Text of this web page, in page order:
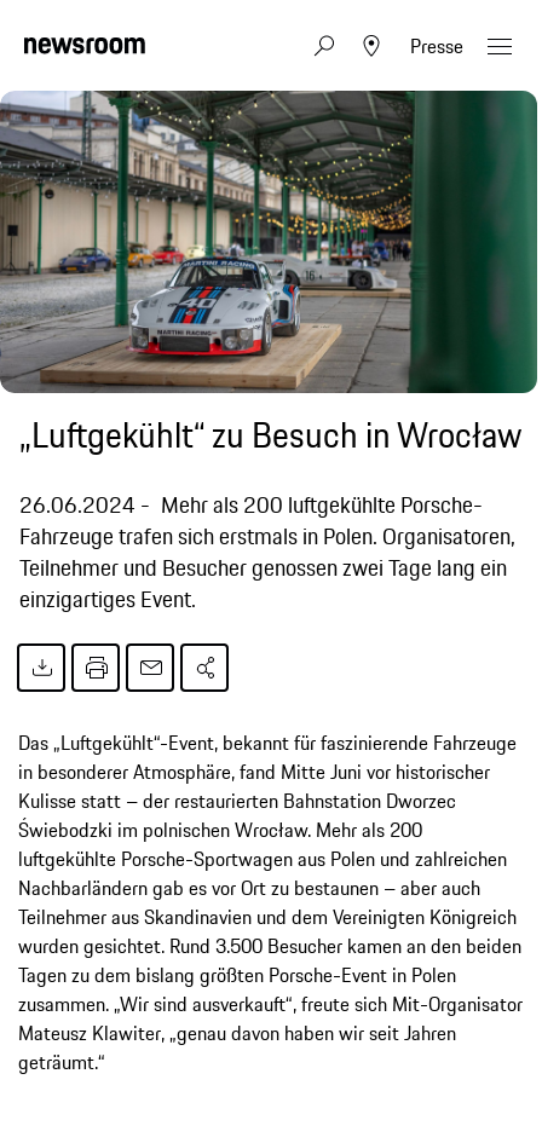
Presse
„Luftgekühlt“ zu Besuch in Wrocław
26.06.2024
Mehr als 200 luftgekühlte Porsche-
Fahrzeuge trafen sich erstmals in Polen. Organisatoren,
Teilnehmer und Besucher genossen zwei Tage lang ein
einzigartiges Event.
Das „Luftgekühlt“-Event, bekannt für faszinierende Fahrzeuge
in besonderer Atmosphäre, fand Mitte Juni vor historischer
Kulisse statt – der restaurierten Bahnstation Dworzec
Świebodzki im polnischen Wrocław. Mehr als 200
luftgekühlte Porsche-Sportwagen aus Polen und zahlreichen
Nachbarländern gab es vor Ort zu bestaunen – aber auch
Teilnehmer aus Skandinavien und dem Vereinigten Königreich
wurden gesichtet. Rund 3.500 Besucher kamen an den beiden
Tagen zu dem bislang größten Porsche-Event in Polen
zusammen. „Wir sind ausverkauft“, freute sich Mit-Organisator
Mateusz Klawiter, „genau davon haben wir seit Jahren
geträumt.“